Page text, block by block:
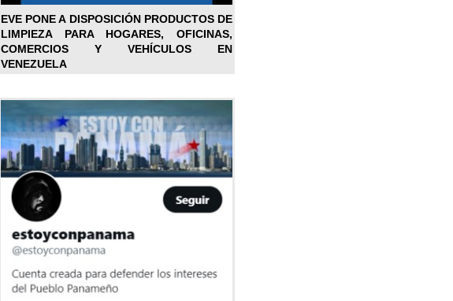
EVE PONE A DISPOSICIÓN PRODUCTOS DE
LIMPIEZA PARA HOGARES, OFICINAS,
COMERCIOS Y VEHÍCULOS EN
VENEZUELA